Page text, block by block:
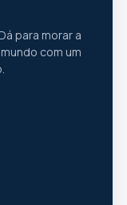
para morar a
com um